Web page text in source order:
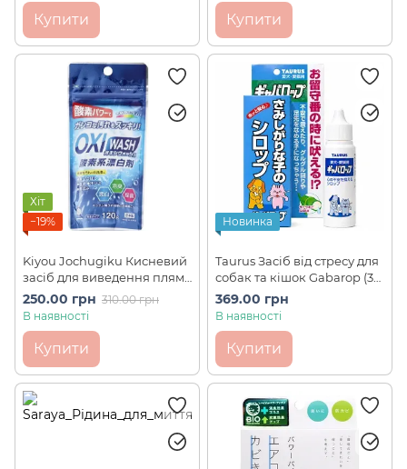
Купити Купити
Хіт
−19%
Kiyou Jochugiku Кисневий
засіб для виведення плям
OXI WASH (120 г)
250.00 грн 310.00 грн
В наявності
Купити
Новинка
Taurus Засіб від стресу для
собак та кішок Gabarop (30
мл)
369.00 грн
В наявності
Купити